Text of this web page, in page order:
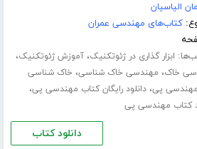
الیاسیان
کتاب‌های مهندسی عمران
ابزار گذاری در ژئوتکنیک،آموزش ژئوتکنیک،
خاک، مهندسی خاک شناسی، خاک شناسی
مهندسی پی،دانلود رایگان کتاب مهندسی پی،
کتاب مهندسی پی
دانلود کتاب